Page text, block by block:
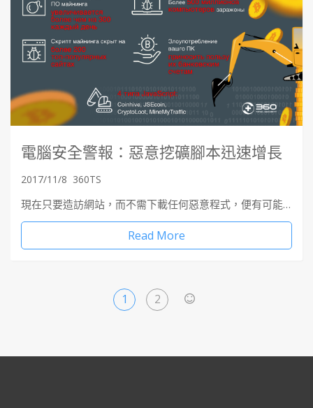
電腦安全警報：惡意挖礦腳本迅速增長
2017/11/8 360TS
現在只要造訪網站，而不需下載任何惡意程式，便有可能…
Read More
1 2